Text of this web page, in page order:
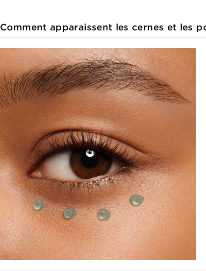
Comment apparaissent les cernes et les